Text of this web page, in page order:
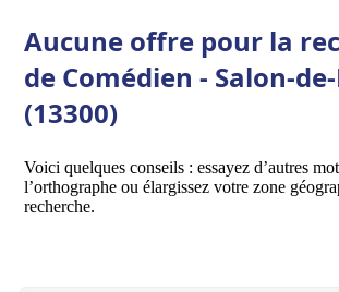
Aucune offre pour la
de Comédien - Salon-
(13300)
Voici quelques conseils : essayez d’autres
l’orthographe ou élargissez votre zone
recherche.